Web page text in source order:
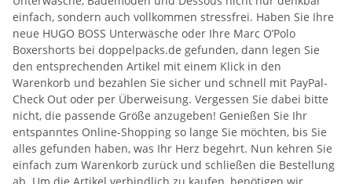
einfach, sondern auch vollkommen stressfrei. Haben Sie Ihre
neue HUGO BOSS Unterwäsche oder Ihre Marc O’Polo
Boxershorts bei doppelpacks.de gefunden, dann legen Sie
den entsprechenden Artikel mit einem Klick in den
Warenkorb und bezahlen Sie sicher und schnell mit PayPal-
Check Out oder per Überweisung. Vergessen Sie dabei bitte
nicht, die passende Größe anzugeben! Genießen Sie Ihr
entspanntes Online-Shopping so lange Sie möchten, bis Sie
alles gefunden haben, was Ihr Herz begehrt. Nun kehren Sie
einfach zum Warenkorb zurück und schließen die Bestellung
ab. Um die Artikel verbindlich zu kaufen, benötigen wir